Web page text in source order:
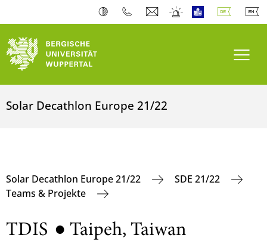
Solar Decathlon Europe 21/22
Solar Decathlon Europe 21/22
SDE 21/22
Teams & Projekte
TDIS ● Taipeh, Taiwan